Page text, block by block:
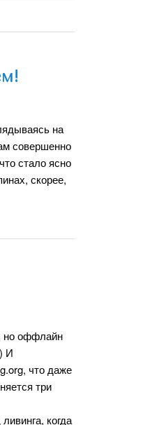
на
совершенно
стало ясно
скорее,
но оффлайн
И
что даже
три
когда